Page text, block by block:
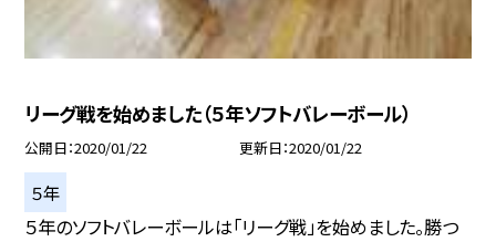
リーグ戦を始めました（５年ソフトバレーボール）
公開日 2020/01/22 更新日 2020/01/22
５年
５年のソフトバレーボールは「リーグ戦」を始めました。勝つ